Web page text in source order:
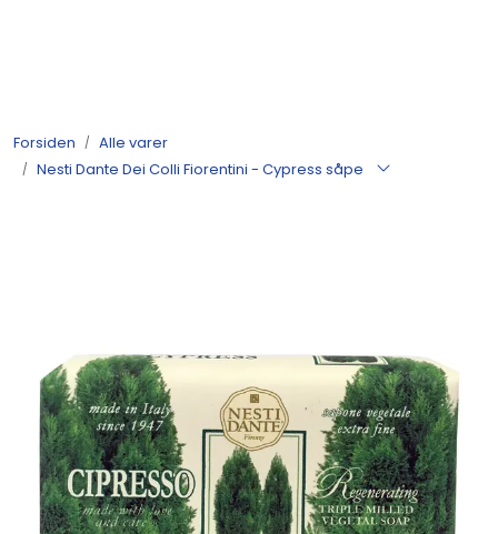
Forsiden
Alle varer
Nesti Dante Dei Colli Fiorentini - Cypress såpe
Nyheter
Etter merke
Julekatalog 2026